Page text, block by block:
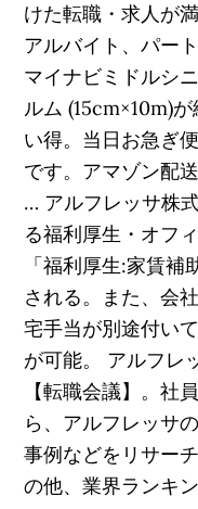
けた転職・求人が
アルバイト、パー
マイナビミドルシ
ルム (15cm×10m)
い得。当日お急ぎ
です。アマゾン配
… アルフレッサ株
る福利厚生・オフ
「福利厚生:家賃
される。また、会
宅手当が別途付い
が可能。 アルフレ
【転職会議】。社
ら、アルフレッサ
事例などをリサー
の他、業界ランキ